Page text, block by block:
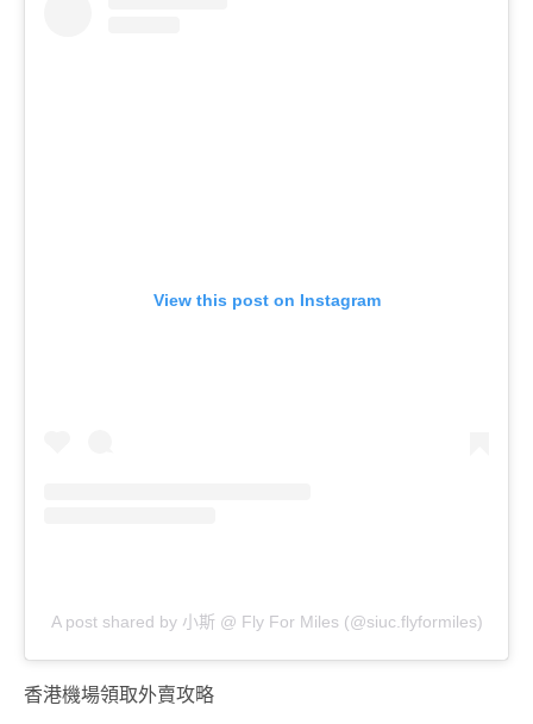
View this post on Instagram
A post shared by 小斯 @ Fly For Miles (@siuc.flyformiles)
香港機場領取外賣攻略